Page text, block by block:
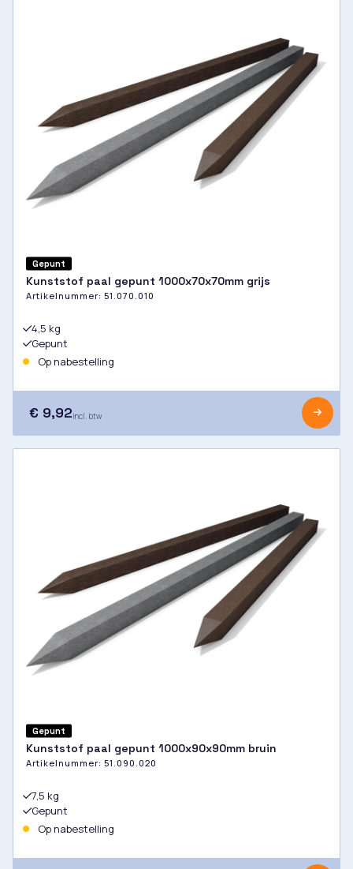
Gepunt
Kunststof paal gepunt 1000x70x70mm grijs
Artikelnummer: 51.070.010
4,5 kg
Gepunt
Op nabestelling
€ 9,92incl. btw
Gepunt
Kunststof paal gepunt 1000x90x90mm bruin
Artikelnummer: 51.090.020
7,5 kg
Gepunt
Op nabestelling